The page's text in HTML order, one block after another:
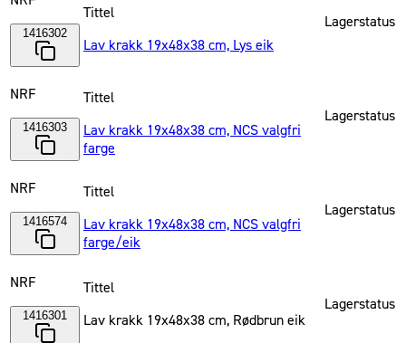
1416302
Tittel
Lav krakk 19x48x38 cm, Lys eik
Lagerstatus
NRF
1416303
Tittel
Lav krakk 19x48x38 cm, NCS valgfri
farge
Lagerstatus
NRF
1416574
Tittel
Lav krakk 19x48x38 cm, NCS valgfri
farge/eik
Lagerstatus
NRF
1416301
Tittel
Lav krakk 19x48x38 cm, Rødbrun eik
Lagerstatus